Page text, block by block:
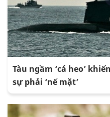
Tàu ngầm ‘cá heo’
sự phải ‘nể mặt’